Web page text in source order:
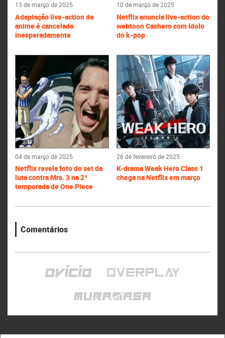
13 de março de 2025
Adaptação live-action de
anime é cancelada
inesperadamente
10 de março de 2025
Netflix anuncia live-action do
webtoon Cashero com ídolo
do k-pop
04 de março de 2025
Netflix revela foto do set da
luta contra Mrs. 3 na 2ª
temporada de One Piece
26 de fevereiro de 2025
K-drama Weak Hero Class 1
chega na Netflix em março
Comentários